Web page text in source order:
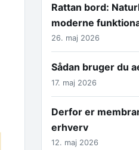
Rattan bord:
moderne
26. maj 2026
Sådan bruger du
17. maj 2026
Derfor er
erhverv
12. maj 2026